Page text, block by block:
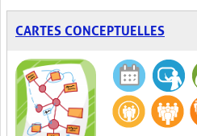
CARTES CONCEPTUELLES